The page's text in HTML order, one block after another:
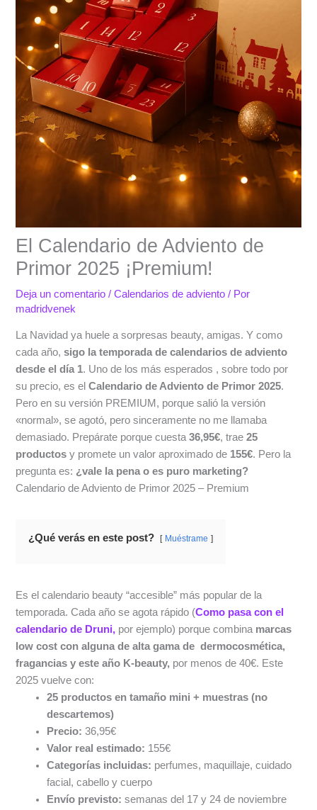
El Calendario de Adviento de
Primor 2025 ¡Premium!
Deja un comentario /Calendarios de adviento / Por
madridvenek
La Navidad ya huele a sorpresas beauty, amigas. Y como
cada año,sigo la temporada de calendarios de adviento
desde el día 1. Uno de los más esperados , sobre todo por
su precio, es elCalendario de Adviento de Primor 2025.
Pero en su versión PREMIUM, porque salió la versión
«normal», se agotó, pero sinceramente no me llamaba
demasiado. Prepárate porque cuesta36,95€, trae25
productos y promete un valor aproximado de 155€. Pero la
pregunta es: ¿vale la pena o es puro marketing?
Calendario de Adviento de Primor 2025 – Premium
¿Qué verás en este post? Muéstrame
Es el calendario beauty “accesible” más popular de la
temporada. Cada año se agota rápido (Como pasa con el
calendario de Druni, por ejemplo) porque combina marcas
low cost con alguna de alta gama de dermocosmética,
fragancias y este año K-beauty, por menos de 40€. Este
2025 vuelve con:
25 productos en tamaño mini + muestras (no
descartemos)
Precio: 36,95€
Valor real estimado: 155€
Categorías incluidas: perfumes, maquillaje, cuidado
facial, cabello y cuerpo
Envío previsto: semanas del 17 y 24 de noviembre